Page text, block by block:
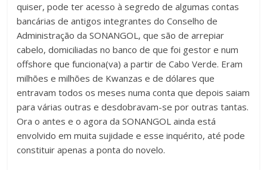
quiser, pode ter acesso à segredo de algumas contas
bancárias de antigos integrantes do Conselho de
Administração da SONANGOL, que são de arrepiar
cabelo, domiciliadas no banco de que foi gestor e num
offshore que funciona(va) a partir de Cabo Verde. Eram
milhões e milhões de Kwanzas e de dólares que
entravam todos os meses numa conta que depois saiam
para várias outras e desdobravam-se por outras tantas.
Ora o antes e o agora da SONANGOL ainda está
envolvido em muita sujidade e esse inquérito, até pode
constituir apenas a ponta do novelo.